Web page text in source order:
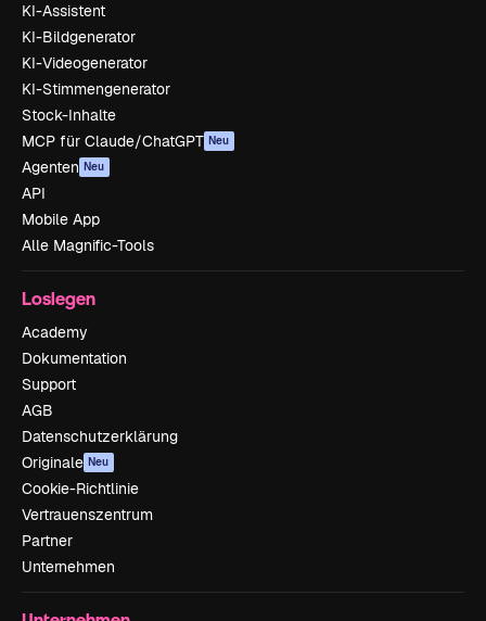
KI-Assistent
KI-Bildgenerator
KI-Videogenerator
KI-Stimmengenerator
Stock-Inhalte
MCP für Claude/ChatGPT Neu
Agenten Neu
API
Mobile App
Alle Magnific-Tools
Loslegen
Academy
Dokumentation
Support
AGB
Datenschutzerklärung
Originale Neu
Cookie-Richtlinie
Vertrauenszentrum
Partner
Unternehmen